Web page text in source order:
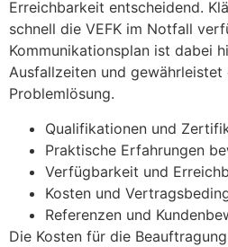
Erreichbarkeit entscheidend.
schnell die VEFK im Notfall
Kommunikationsplan ist dabei
Ausfallzeiten und gewährleistet
Problemlösung.
Qualifikationen und
Praktische Erfahrungen
Verfügbarkeit und
Kosten und
Referenzen und
Die Kosten für die